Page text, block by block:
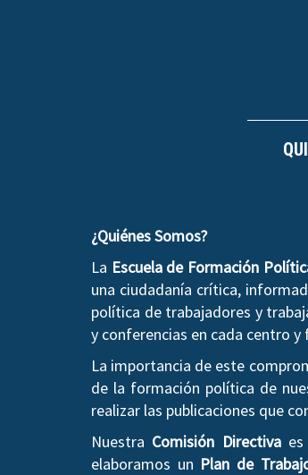
¿Quiénes Somos?
La Escuela de Formación
una ciudadanía crítica,
política de trabajadores y
y conferencias en cada centro y
La importancia de este
de la formación política de
realizar las publicaciones que
Nuestra Comisión Directivaes
elaboramos un Plan de